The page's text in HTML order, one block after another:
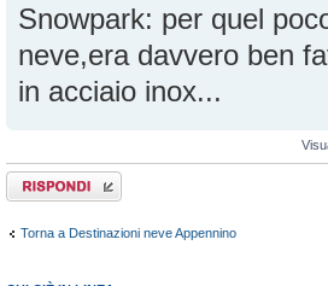
Snowpark: per quel
neve,era davvero ben
in acciaio inox...
Rispondi al
messaggio
Torna a Destinazioni neve Appennino